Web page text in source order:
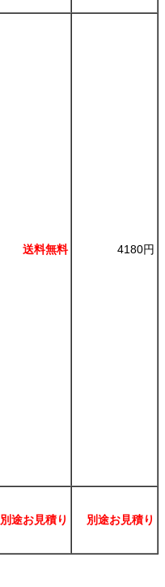
送料無料 4180円
別途お見積り 別途お見積り